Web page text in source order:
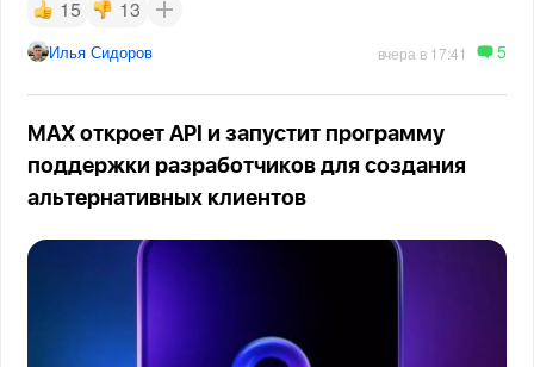
15 13
Илья Сидоров вчера в 17:41 5
MAX откроет API и запустит программу
поддержки разработчиков для создания
альтернативных клиентов